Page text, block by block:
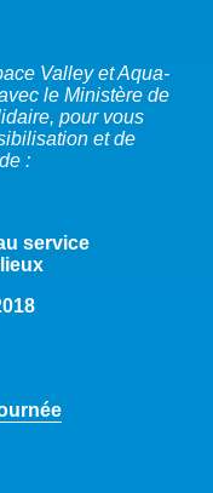
Valley et Aqua-
le Ministère de
pour vous
et de
:
service